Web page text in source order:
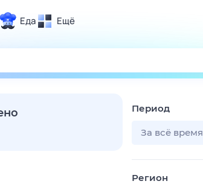
Еда Ещё
и отдых
Поиск
ТВ-программа
Период
За всё время
Регион